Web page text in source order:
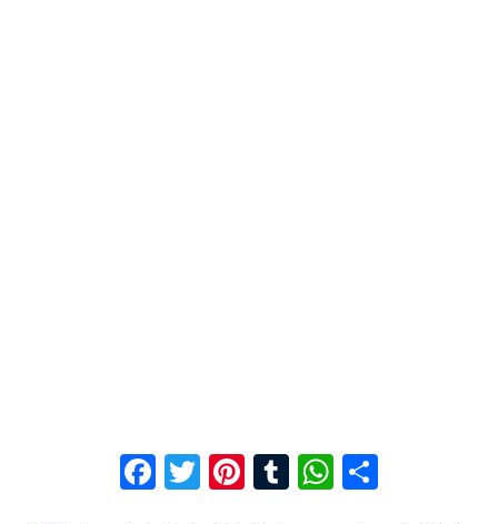
Facebook
Twitter
Pinterest
TumblrWhatsApp